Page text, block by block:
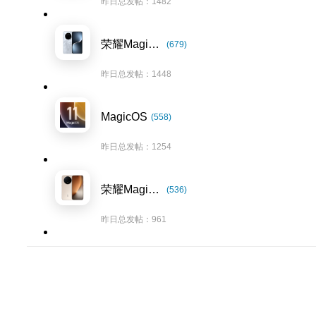
荣耀Magic7系列 (679)
昨日总发帖：1448
MagicOS (558)
昨日总发帖：1254
荣耀Magic8系列 (536)
昨日总发帖：961